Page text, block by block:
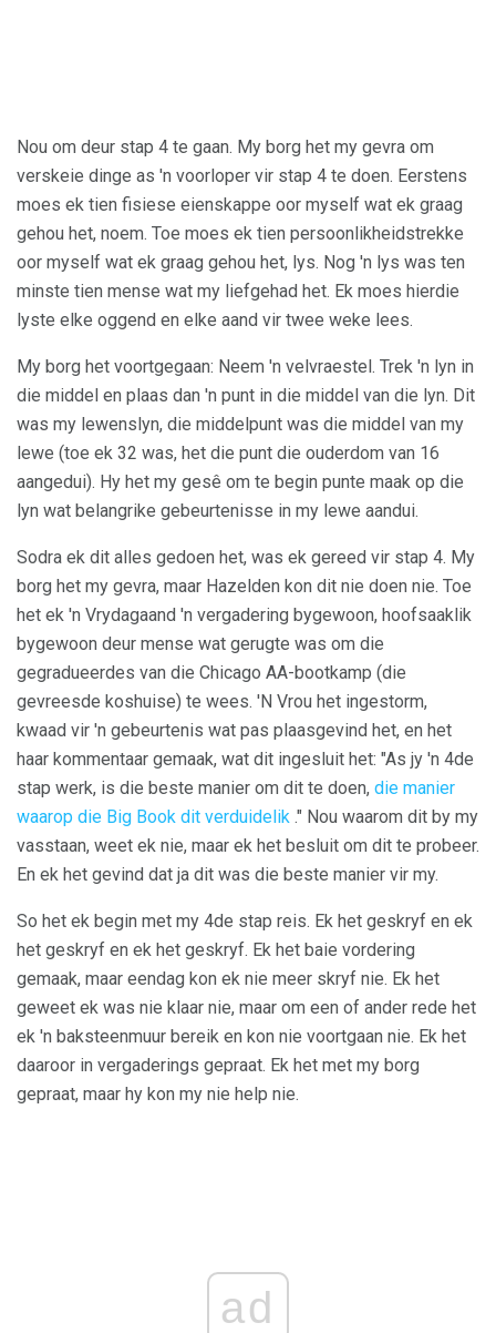
Nou om deur stap 4 te gaan. My borg het my gevra om
verskeie dinge as 'n voorloper vir stap 4 te doen. Eerstens
moes ek tien fisiese eienskappe oor myself wat ek graag
gehou het, noem. Toe moes ek tien persoonlikheidstrekke
oor myself wat ek graag gehou het, lys. Nog 'n lys was ten
minste tien mense wat my liefgehad het. Ek moes hierdie
lyste elke oggend en elke aand vir twee weke lees.
My borg het voortgegaan: Neem 'n velvraestel. Trek 'n lyn in
die middel en plaas dan 'n punt in die middel van die lyn. Dit
was my lewenslyn, die middelpunt was die middel van my
lewe (toe ek 32 was, het die punt die ouderdom van 16
aangedui). Hy het my gesê om te begin punte maak op die
lyn wat belangrike gebeurtenisse in my lewe aandui.
Sodra ek dit alles gedoen het, was ek gereed vir stap 4. My
borg het my gevra, maar Hazelden kon dit nie doen nie. Toe
het ek 'n Vrydagaand 'n vergadering bygewoon, hoofsaaklik
bygewoon deur mense wat gerugte was om die
gegradueerdes van die Chicago AA-bootkamp (die
gevreesde koshuise) te wees. 'N Vrou het ingestorm,
kwaad vir 'n gebeurtenis wat pas plaasgevind het, en het
haar kommentaar gemaak, wat dit ingesluit het: "As jy 'n 4de
stap werk, is die beste manier om dit te doen, die manier
waarop die Big Book dit verduidelik ." Nou waarom dit by my
vasstaan, weet ek nie, maar ek het besluit om dit te probeer.
En ek het gevind dat ja dit was die beste manier vir my.
So het ek begin met my 4de stap reis. Ek het geskryf en ek
het geskryf en ek het geskryf. Ek het baie vordering
gemaak, maar eendag kon ek nie meer skryf nie. Ek het
geweet ek was nie klaar nie, maar om een ​​of ander rede het
ek 'n baksteenmuur bereik en kon nie voortgaan nie. Ek het
daaroor in vergaderings gepraat. Ek het met my borg
gepraat, maar hy kon my nie help nie.
ad